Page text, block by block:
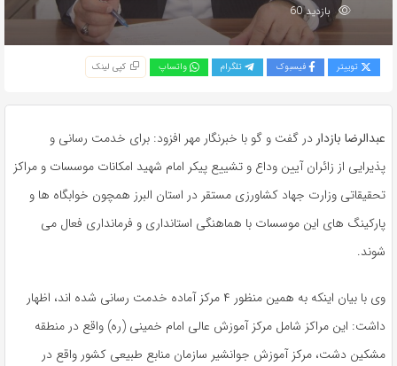
بازدید 60
توییتر فیسبوک تلگرام واتساپ کپی لینک
عبدالرضا بازدار در گفت و گو با خبرنگار مهر افزود: برای خدمت رسانی و
پذیرایی از زائران آیین وداع و تشییع پیکر امام شهید امکانات موسسات و مراکز
تحقیقاتی وزارت جهاد کشاورزی مستقر در استان البرز همچون خوابگاه ها و
پارکینگ های این موسسات با هماهنگی استانداری و فرمانداری فعال می
شوند.
وی با بیان اینکه به همین منظور ۴ مرکز آماده خدمت رسانی شده اند، اظهار
داشت: این مراکز شامل مرکز آموزش عالی امام خمینی (ره) واقع در منطقه
مشکین دشت، مرکز آموزش جوانشیر سازمان منابع طبیعی کشور واقع در